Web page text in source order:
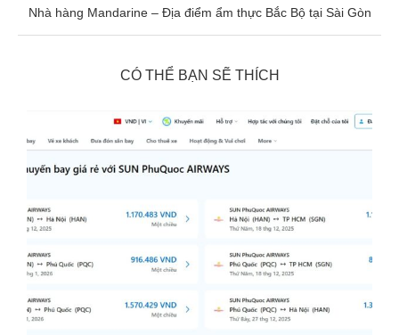
Nhà hàng Mandarine – Địa điểm ẩm thực Bắc Bộ tại Sài Gòn
CÓ THỂ BẠN SẼ THÍCH